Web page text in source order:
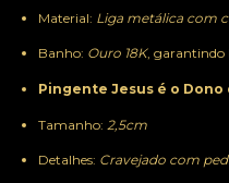
Material: Liga metálica com
Banho: Ouro 18K, garantindo
Pingente Jesus é o Dono
Tamanho: 2,5cm
Detalhes: Cravejado com